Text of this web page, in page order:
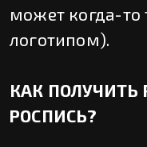
может когда-то
логотипом).
КАК ПОЛУЧИТЬ
РОСПИСЬ?